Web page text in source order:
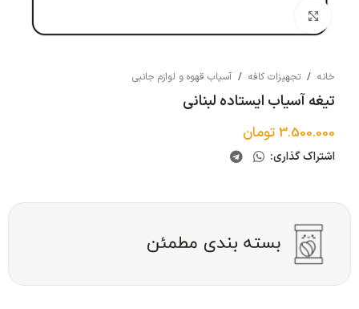
خانه / تجهیزات کافه / آسیاب قهوه و لوازم جانبی
تیغه آسیاب ایستاده لبنانی
3.500.000تومان
اشتراک گذاری: